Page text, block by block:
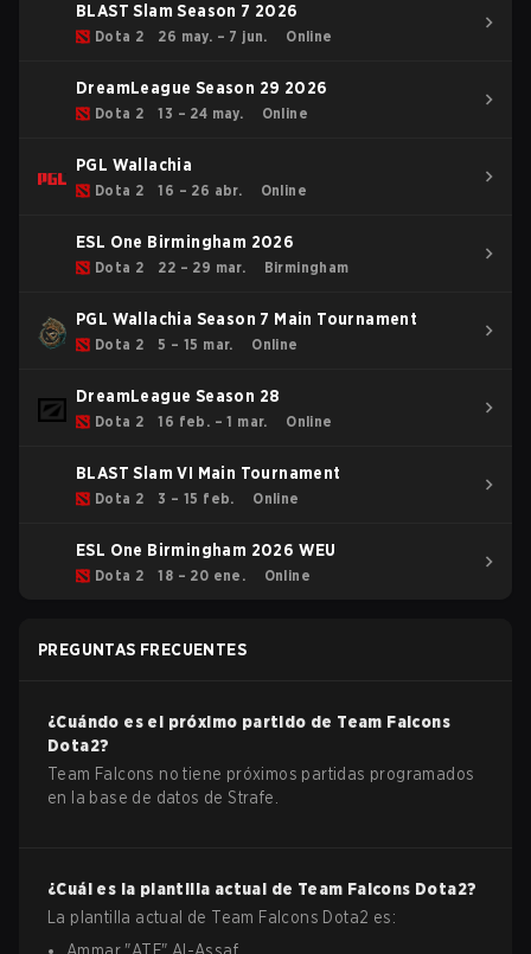
BLAST Slam Season 7 2026
Dota 2 26 may. – 7 jun. Online
DreamLeague Season 29 2026
Dota 2 13 – 24 may. Online
PGL Wallachia
Dota 2 16 – 26 abr. Online
ESL One Birmingham 2026
Dota 2 22 – 29 mar. Birmingham
PGL Wallachia Season 7 Main Tournament
Dota 2 5 – 15 mar. Online
DreamLeague Season 28
Dota 2 16 feb. – 1 mar. Online
BLAST Slam VI Main Tournament
Dota 2 3 – 15 feb. Online
ESL One Birmingham 2026 WEU
Dota 2 18 – 20 ene. Online
PREGUNTAS FRECUENTES
¿Cuándo es el próximo partido de Team Falcons
Dota2?
Team Falcons no tiene próximos partidas programados
en la base de datos de Strafe.
¿Cuál es la plantilla actual de Team Falcons Dota2?
La plantilla actual de Team Falcons Dota2 es: